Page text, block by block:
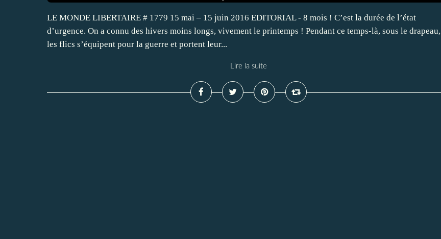
LE MONDE LIBERTAIRE # 1779 15 mai – 15 juin 2016 EDITORIAL - 8 mois ! C’est la durée de l’état
d’urgence. On a connu des hivers moins longs, vivement le printemps ! Pendant ce temps-là, sous le drapeau,
les flics s’équipent pour la guerre et portent leur...
Lire la suite